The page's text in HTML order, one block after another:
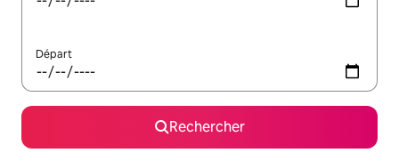
Départ
Rechercher